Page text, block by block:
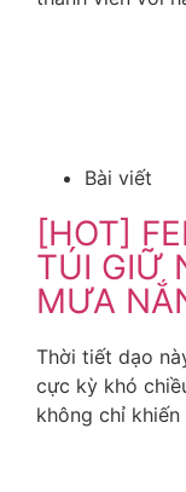
Bài viết
[HOT]
TÚI GIỮ
MƯA
Thời tiết dạo
cực kỳ khó
không chỉ khiến